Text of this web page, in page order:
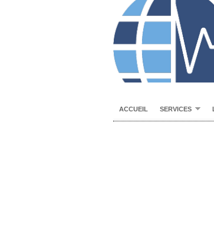
ACCUEIL SERVICES